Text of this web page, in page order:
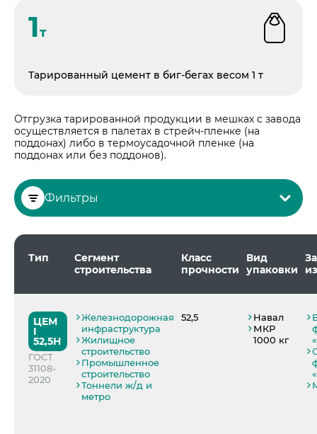
1т
Тарированный цемент в биг-бегах весом 1 т
Отгрузка тарированной продукции в мешках с завода
осуществляется в палетах в стрейч-пленке (на
поддонах) либо в термоусадочной пленке (на
поддонах или без поддонов).
Фильтры
Автодороги (объекты строительства,
автомобильных дорог)
Альтернативная энергетика (опоры
ветрогенераторов)
Аэропорты
Гидротехническое строительство
Железнодорожная инфраструктура
Вид упаковки:Все
Все
Мешки 25 кг
Мешки 40 кг
Мешки 50 кг
МКР 1000 кг
Тип
Сегмент
строительства
Класс
прочности
Вид
упаковки
ЦЕМ
I
52,5Н
ГОСТ
31108-
2020
Железнодорожная
инфраструктура
Жилищное
строительство
Промышленное
строительство
Тоннели ж/д и
метро
52,5
Навал
МКР
1000 кг